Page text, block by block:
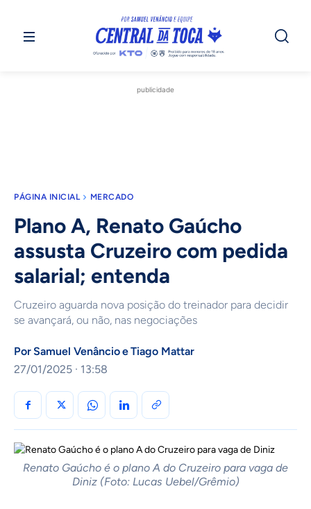
publicidade
PÁGINA INICIAL MERCADO
Plano A, Renato Gaúcho
assusta Cruzeiro com pedida
salarial; entenda
Cruzeiro aguarda nova posição do treinador para decidir
se avançará, ou não, nas negociações
Por Samuel VenâncioeTiago Mattar
27/01/2025 · 13:58
Renato Gaúcho é o plano A do Cruzeiro para vaga de
Diniz (Foto: Lucas Uebel/Grêmio)